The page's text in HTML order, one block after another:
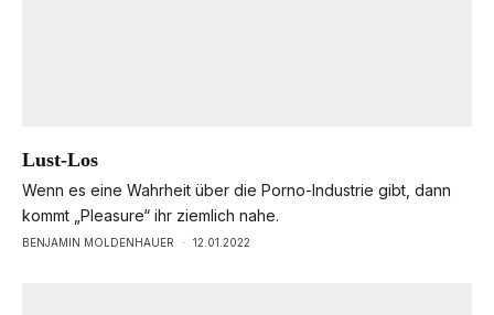
Lust-Los
Wenn es eine Wahrheit über die Porno-Industrie gibt, dann
kommt „Pleasure“ ihr ziemlich nahe.
BENJAMIN MOLDENHAUER · 12.01.2022